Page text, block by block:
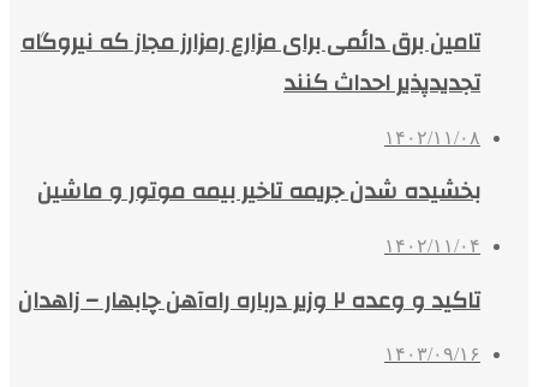
تامین برق دائمی برای مزارع رمزارز مجاز که نیروگاه
تجدیدپذیر احداث کنند
۱۴۰۲/۱۱/۰۸
بخشیده شدن جریمه تاخیر بیمه موتور و ماشین
۱۴۰۲/۱۱/۰۴
تاکید و وعده ۲ وزیر درباره راه‌آهن چابهار – زاهدان
۱۴۰۳/۰۹/۱۶